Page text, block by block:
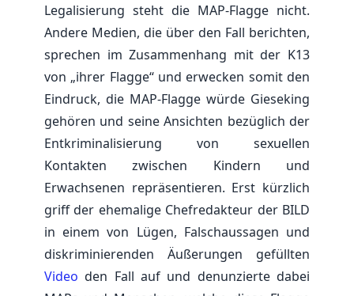
Legalisierung steht die MAP-Flagge nicht.
Andere Medien, die über den Fall berichten,
sprechen im Zusammenhang mit der K13
von „ihrer Flagge“ und erwecken somit den
Eindruck, die MAP-Flagge würde Gieseking
gehören und seine Ansichten bezüglich der
Entkriminalisierung von sexuellen
Kontakten zwischen Kindern und
Erwachsenen repräsentieren. Erst kürzlich
griff der ehemalige Chefredakteur der BILD
in einem von Lügen, Falschaussagen und
diskriminierenden Äußerungen gefüllten
Video den Fall auf und denunzierte dabei